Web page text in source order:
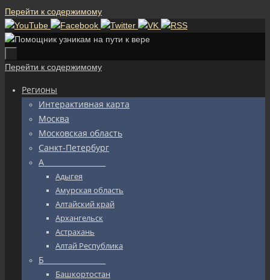
Перейти к содержимому
Перейти к содержимому
Регионы
Интерактивная карта
Москва
Московская область
Санкт-Петербург
А_________________
Адыгея
Амурская область
Алтайский край
Архангельск
Астрахань
Алтай Республика
Б_________________
Башкортостан